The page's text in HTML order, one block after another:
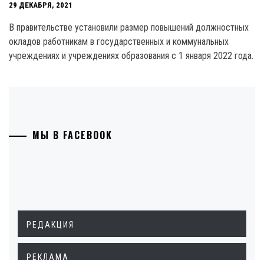
29 ДЕКАБРЯ, 2021
В правительстве установили размер повышений должностных
окладов работникам в государственных и коммунальных
учреждениях и учреждениях образования с 1 января 2022 года.
МЫ В FACEBOOK
РЕДАКЦИЯ
РЕКЛАМА